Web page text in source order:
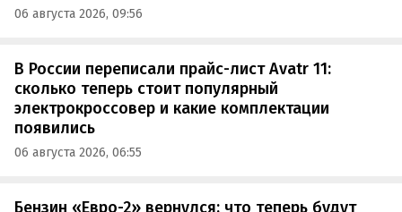
06 августа 2026, 09:56
В России переписали прайс-лист Avatr 11:
сколько теперь стоит популярный
электрокроссовер и какие комплектации
появились
06 августа 2026, 06:55
Бензин «Евро-2» вернулся: что теперь будут